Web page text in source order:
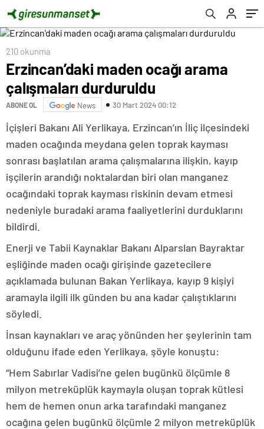
210 okunma
Erzincan’daki maden ocağı arama
çalışmaları durduruldu
ABONE OL News 30 Mart 2024 00:12
İçişleri Bakanı Ali Yerlikaya, Erzincan’ın İliç ilçesindeki
maden ocağında meydana gelen toprak kayması
sonrası başlatılan arama çalışmalarına ilişkin, kayıp
işçilerin arandığı noktalardan biri olan manganez
ocağındaki toprak kayması riskinin devam etmesi
nedeniyle buradaki arama faaliyetlerini durduklarını
bildirdi.
Enerji ve Tabii Kaynaklar Bakanı Alparslan Bayraktar
eşliğinde maden ocağı girişinde gazetecilere
açıklamada bulunan Bakan Yerlikaya, kayıp 9 kişiyi
aramayla ilgili ilk günden bu ana kadar çalıştıklarını
söyledi.
İnsan kaynakları ve araç yönünden her şeylerinin tam
olduğunu ifade eden Yerlikaya, şöyle konuştu:
“Hem Sabırlar Vadisi’ne gelen bugünkü ölçümle 8
milyon metreküplük kaymayla oluşan toprak kütlesi
hem de hemen onun arka tarafındaki manganez
ocağına gelen bugünkü ölçümle 2 milyon metreküplük